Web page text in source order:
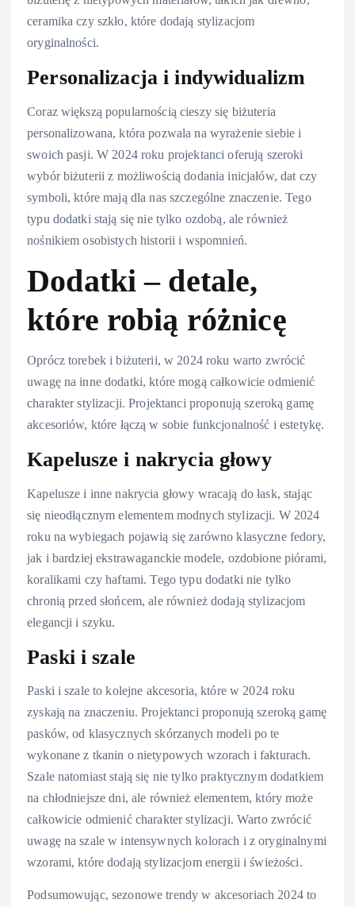
ceramika czy szkło, które dodają stylizacjom
oryginalności.
Personalizacja i indywidualizm
Coraz większą popularnością cieszy się biżuteria
personalizowana, która pozwala na wyrażenie siebie i
swoich pasji. W 2024 roku projektanci oferują szeroki
wybór biżuterii z możliwością dodania inicjałów, dat czy
symboli, które mają dla nas szczególne znaczenie. Tego
typu dodatki stają się nie tylko ozdobą, ale również
nośnikiem osobistych historii i wspomnień.
Dodatki – detale,
które robią różnicę
Oprócz torebek i biżuterii, w 2024 roku warto zwrócić
uwagę na inne dodatki, które mogą całkowicie odmienić
charakter stylizacji. Projektanci proponują szeroką gamę
akcesoriów, które łączą w sobie funkcjonalność i estetykę.
Kapelusze i nakrycia głowy
Kapelusze i inne nakrycia głowy wracają do łask, stając
się nieodłącznym elementem modnych stylizacji. W 2024
roku na wybiegach pojawią się zarówno klasyczne fedory,
jak i bardziej ekstrawaganckie modele, ozdobione piórami,
koralikami czy haftami. Tego typu dodatki nie tylko
chronią przed słońcem, ale również dodają stylizacjom
elegancji i szyku.
Paski i szale
Paski i szale to kolejne akcesoria, które w 2024 roku
zyskają na znaczeniu. Projektanci proponują szeroką gamę
pasków, od klasycznych skórzanych modeli po te
wykonane z tkanin o nietypowych wzorach i fakturach.
Szale natomiast stają się nie tylko praktycznym dodatkiem
na chłodniejsze dni, ale również elementem, który może
całkowicie odmienić charakter stylizacji. Warto zwrócić
uwagę na szale w intensywnych kolorach i z oryginalnymi
wzorami, które dodają stylizacjom energii i świeżości.
Podsumowując, sezonowe trendy w akcesoriach 2024 to